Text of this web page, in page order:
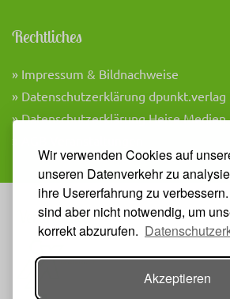
Wir verwenden Cookies auf
unseren Datenverkehr zu
ihre Usererfahrung zu
sind aber nicht notwendig, um
korrekt abzurufen.
Akzeptieren
Rechtliches
» Impressum & Bildnachweise
» Datenschutzerklärung dpunkt.verlag
» Datenschutzerklärung Heise Medien
Veranstalter